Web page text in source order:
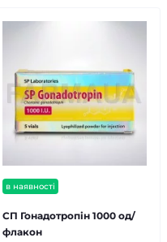
в наявності
СП Гонадотропін 1000 од/
флакон